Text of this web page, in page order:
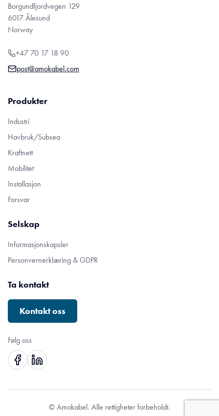
Borgundfjordvegen 129
6017 Ålesund
Norway
+47 70 17 18 90
post@amokabel.com
Produkter
Industri
Havbruk/Subsea
Kraftnett
Mobilitet
Installasjon
Forsvar
Selskap
Informasjonskapsler
Personvernerklæring & GDPR
Ta kontakt
Kontakt oss
Følg oss
© Amokabel. Alle rettigheter forbeholdt.